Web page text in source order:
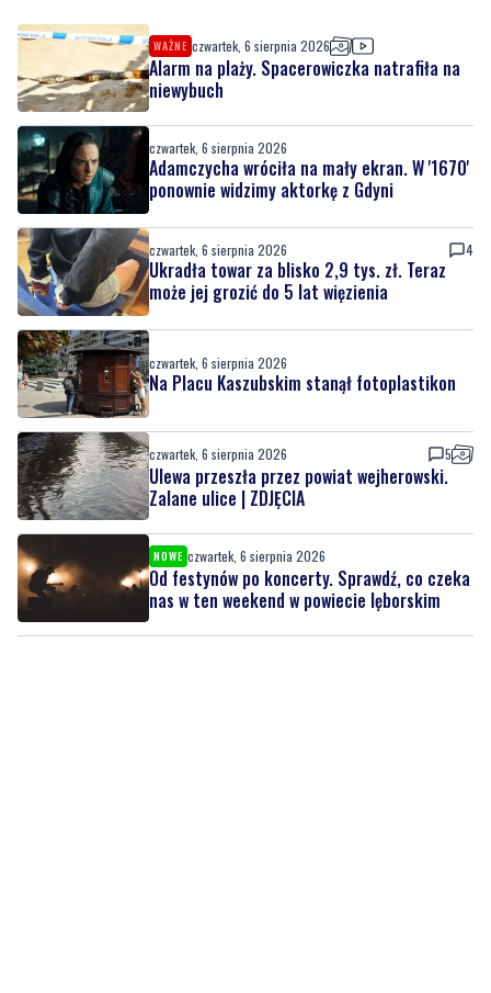
WAŻNE czwartek, 6 sierpnia 2026
Alarm na plaży. Spacerowiczka natrafiła na
niewybuch
czwartek, 6 sierpnia 2026
Adamczycha wróciła na mały ekran. W '1670'
ponownie widzimy aktorkę z Gdyni
czwartek, 6 sierpnia 2026 4
Ukradła towar za blisko 2,9 tys. zł. Teraz
może jej grozić do 5 lat więzienia
czwartek, 6 sierpnia 2026
Na Placu Kaszubskim stanął fotoplastikon
czwartek, 6 sierpnia 2026 5
Ulewa przeszła przez powiat wejherowski.
Zalane ulice | ZDJĘCIA
NOWE czwartek, 6 sierpnia 2026
Od festynów po koncerty. Sprawdź, co czeka
nas w ten weekend w powiecie lęborskim